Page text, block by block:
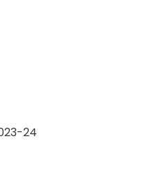
24